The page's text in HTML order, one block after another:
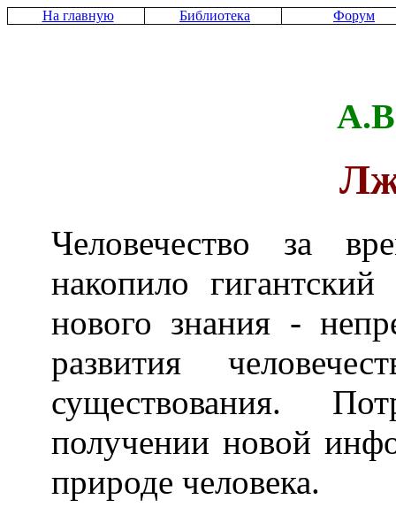
На главную Библиотека Форум
Человечество за
накопило
нового знания -
развития
существования.
получении новой
природе человека.